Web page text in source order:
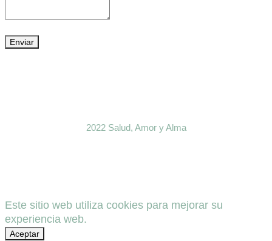
2022 Salud, Amor y Alma
Este sitio web utiliza cookies para mejorar su
experiencia web.
Aceptar